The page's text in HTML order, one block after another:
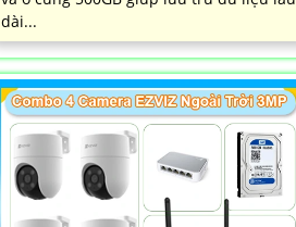
dài...